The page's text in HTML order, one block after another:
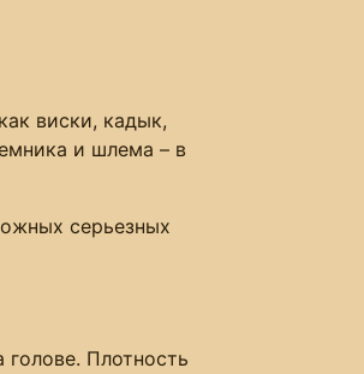
виски, кадык,
и шлема – в
серьезных
Плотность